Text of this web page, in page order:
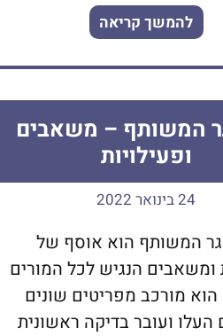
להמשך קריאה
המשותף – משאבים
ופעילויות
24 בינואר 2022
המשותף הוא אוסף של
ומשאבים הנגיש לכל המורים
מורכב מפריטים שונים
העלו ועובר בדיקה ראשונית